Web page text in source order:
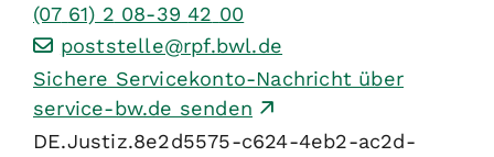
(07 61) 2 08-39 42 00
poststelle@rpf.bwl.de
Sichere Servicekonto-Nachricht über
service-bw.de senden
DE.Justiz.8e2d5575-c624-4eb2-ac2d-